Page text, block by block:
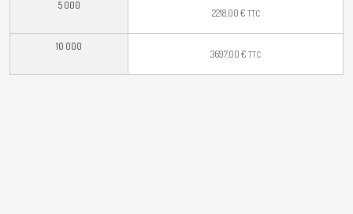
5 000
2218,00€ TTC
10 000
3697,00€ TTC